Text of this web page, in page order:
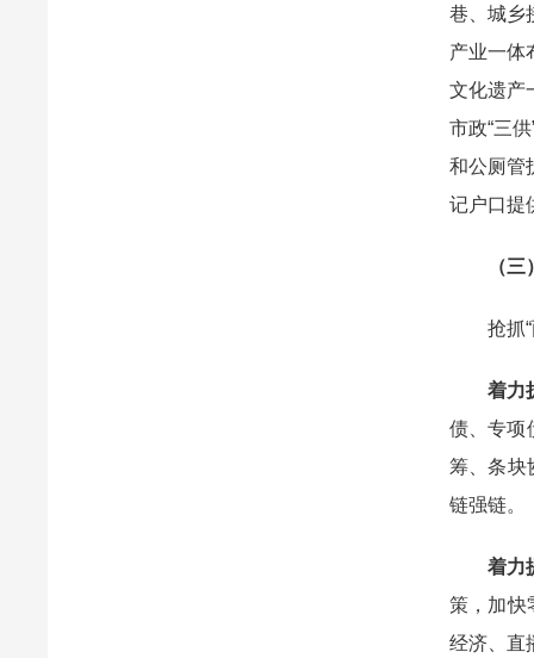
巷、城乡
产业一体
文化遗产
市政“三
和公厕管
记户口提
（
抢抓“两
着力
债、专项
筹、条块
链强链。
着力
策，加快
经济、直